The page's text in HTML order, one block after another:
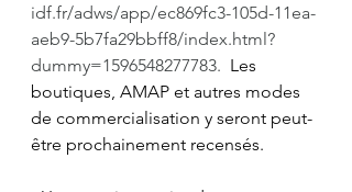
idf.fr/adws/app/ec869fc3-105d-11ea-
aeb9-5b7fa29bbff8/index.html?
dummy=1596548277783.
  Les
boutiques, AMAP et autres modes
de commercialisation y seront peut-
être prochainement recensés.